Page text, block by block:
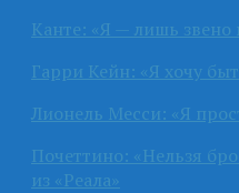
Канте: «Я — лишь
Гарри Кейн: «Я хочу
Лионель Месси: «Я
Почеттино: «Нельзя
из «Реала»